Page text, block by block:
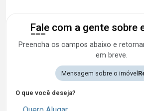
Fale com a gente sobre
Preencha os campos abaixo e
em breve.
Mensagem sobre o imóvel
O que você deseja?